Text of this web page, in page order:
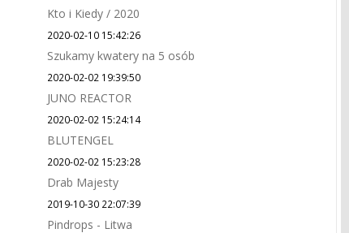
Kto i Kiedy / 2020
2020-02-10 15:42:26
Szukamy kwatery na 5 osób
2020-02-02 19:39:50
JUNO REACTOR
2020-02-02 15:24:14
BLUTENGEL
2020-02-02 15:23:28
Drab Majesty
2019-10-30 22:07:39
Pindrops - Litwa